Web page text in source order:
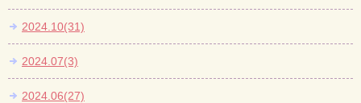
2024.10(31)
2024.07(3)
2024.06(27)